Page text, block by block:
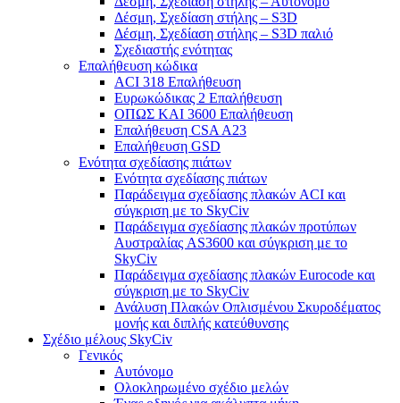
Δέσμη, Σχεδίαση στήλης – S3D
Δέσμη, Σχεδίαση στήλης – S3D παλιό
Σχεδιαστής ενότητας
Επαλήθευση κώδικα
ACI 318 Επαλήθευση
Ευρωκώδικας 2 Επαλήθευση
ΟΠΩΣ ΚΑΙ 3600 Επαλήθευση
Επαλήθευση CSA A23
Επαλήθευση GSD
Ενότητα σχεδίασης πιάτων
Ενότητα σχεδίασης πιάτων
Παράδειγμα σχεδίασης πλακών ACI και
σύγκριση με το SkyCiv
Παράδειγμα σχεδίασης πλακών προτύπων
Αυστραλίας AS3600 και σύγκριση με το
SkyCiv
Παράδειγμα σχεδίασης πλακών Eurocode και
σύγκριση με το SkyCiv
Ανάλυση Πλακών Οπλισμένου Σκυροδέματος
μονής και διπλής κατεύθυνσης
Σχέδιο μέλους SkyCiv
Γενικός
Αυτόνομο
Ολοκληρωμένο σχέδιο μελών